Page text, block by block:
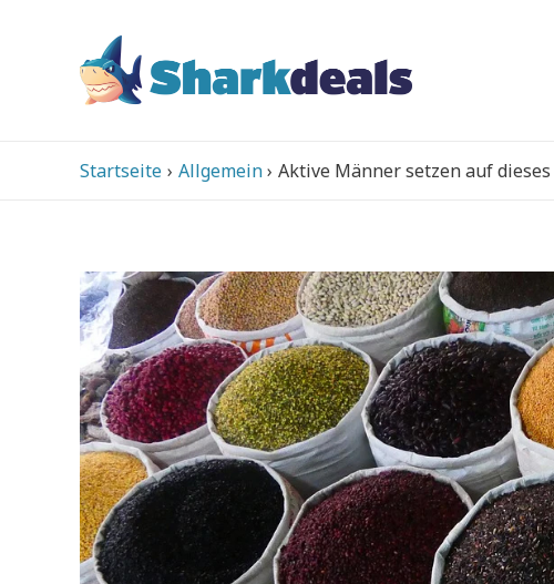
Startseite Allgemein Aktive Männer setzen auf